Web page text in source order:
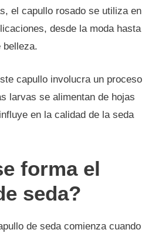
el capullo rosado se utiliza en
desde la moda hasta
belleza.
capullo involucra un proceso
larvas se alimentan de hojas
en la calidad de la seda
forma el
seda?
de seda comienza cuando